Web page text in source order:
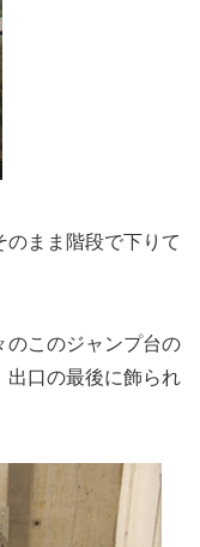
のまま階段で下りて
のこのジャンプ台の
出口の最後に飾られ